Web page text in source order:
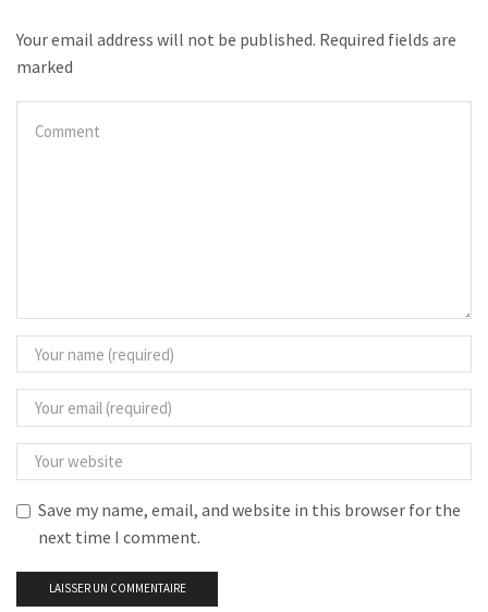
Your email address will not be published. Required fields are
marked
Save my name, email, and website in this browser for the
next time I comment.